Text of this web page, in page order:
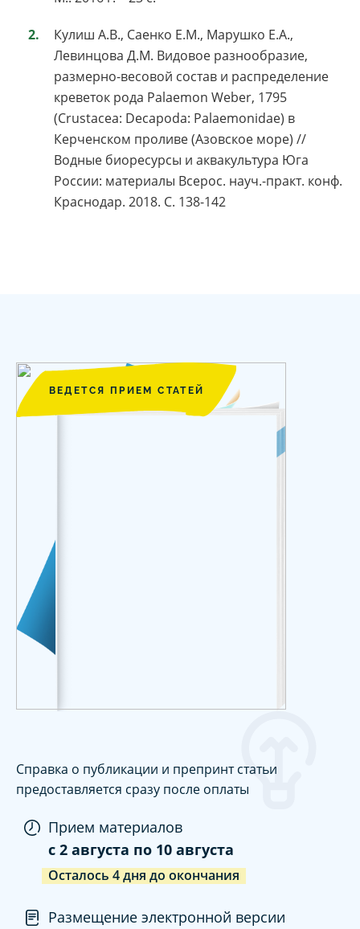
Кулиш А.В., Саенко Е.М., Марушко Е.А.,
Левинцова Д.М. Видовое разнообразие,
размерно-весовой состав и распределение
креветок рода Palaemon Weber, 1795
(Crustacea: Decapoda: Palaemonidae) в
Керченском проливе (Азовское море) //
Водные биоресурсы и аквакультура Юга
России: материалы Всерос. науч.-практ. конф.
Краснодар. 2018. С. 138-142
ВЕДЕТСЯ ПРИЕМ СТАТЕЙ
Справка о публикации и препринт статьи
предоставляется сразу после оплаты
Прием материалов
c 2 августа по 10 августа
Осталось 4дня до окончания
Размещение электронной версии